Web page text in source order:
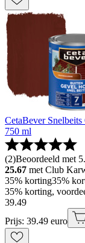
CetaBever
750 ml
(2)Beoordeeld met
25.67 met Club
35% korting35%
35% korting,
39.49
Prijs: 39.49 euro